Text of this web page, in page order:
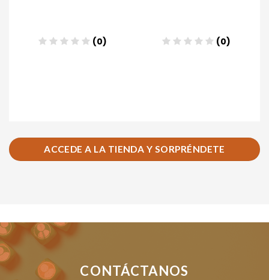
ACCEDE A LA TIENDA Y SORPRÉNDETE
CONTÁCTANOS